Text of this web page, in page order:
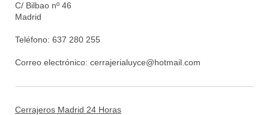
C/ Bilbao nº 46
Madrid
Teléfono: 637 280 255
Correo electrónico: cerrajerialuyce@hotmail.com
Cerrajeros Madrid 24 Horas